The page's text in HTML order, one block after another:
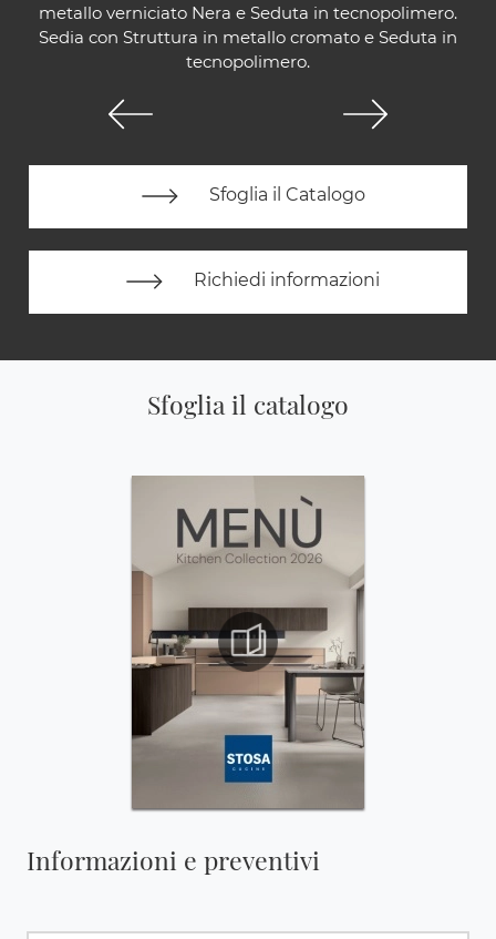
metallo verniciato Nera e Seduta in tecnopolimero.
Sedia con Struttura in metallo cromato e Seduta in
tecnopolimero.
Sfoglia il Catalogo
Richiedi informazioni
Sfoglia il catalogo
Informazioni e preventivi